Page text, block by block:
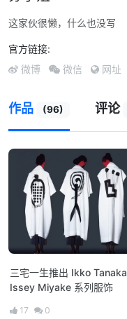
这家伙很懒，什么也没写
官方链接:
微博 微信 网址
作品 (96) 评论
三宅一生推出 Ikko Tanaka
Issey Miyake 系列服饰
17 0